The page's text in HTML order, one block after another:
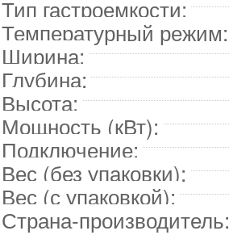
Тип гастроемкости:
Температурный режим:
Ширина:
Глубина:
Высота:
Мощность (кВт):
Подключение:
Вес (без упаковки):
Вес (с упаковкой):
Страна-производитель: